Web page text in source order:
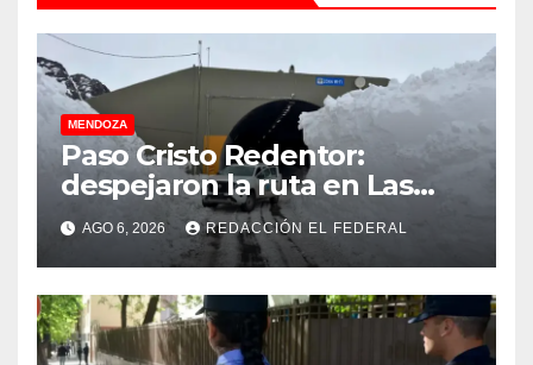
MENDOZA
Paso Cristo Redentor:
despejaron la ruta en Las
Cuevas antes de otro
temporal con unos 1.500
camiones varados
AGO 6, 2026 REDACCIÓN EL FEDERAL